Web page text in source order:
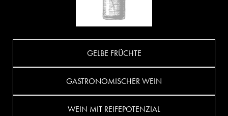
GELBE FRÜCHTE
GASTRONOMISCHER WEIN
WEIN MIT REIFEPOTENZIAL